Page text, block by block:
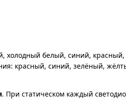
холодный белый, синий,
красный, синий, зелёный,
. При статическом каждый